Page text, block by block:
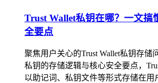
Trust Wallet私钥在哪？一文搞
全要点
聚焦用户关心的Trust Wallet私钥存储
私钥的存储逻辑与核心安全要点，
以助记词、私钥文件等形式存储在用